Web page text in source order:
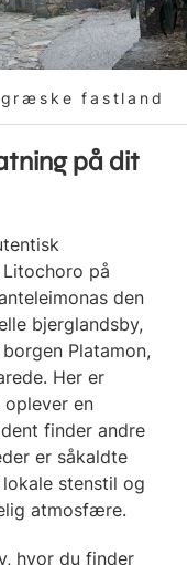
fastland
på dit
på
den
bjerglandsby,
Platamon,
Her er
en
finder andre
er såkaldte
stenstil og
atmosfære.
hvor du finder